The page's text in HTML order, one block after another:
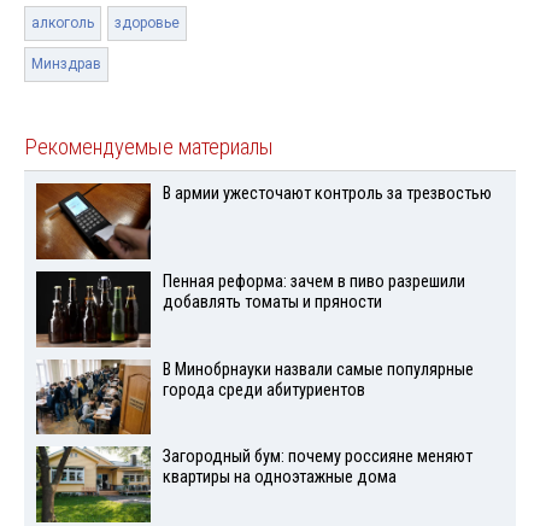
алкоголь здоровье
Минздрав
Рекомендуемые материалы
В армии ужесточают контроль за трезвостью
Пенная реформа: зачем в пиво разрешили
добавлять томаты и пряности
В Минобрнауки назвали самые популярные
города среди абитуриентов
Загородный бум: почему россияне меняют
квартиры на одноэтажные дома